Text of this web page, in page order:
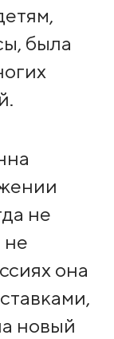
была
не
не
она
новый